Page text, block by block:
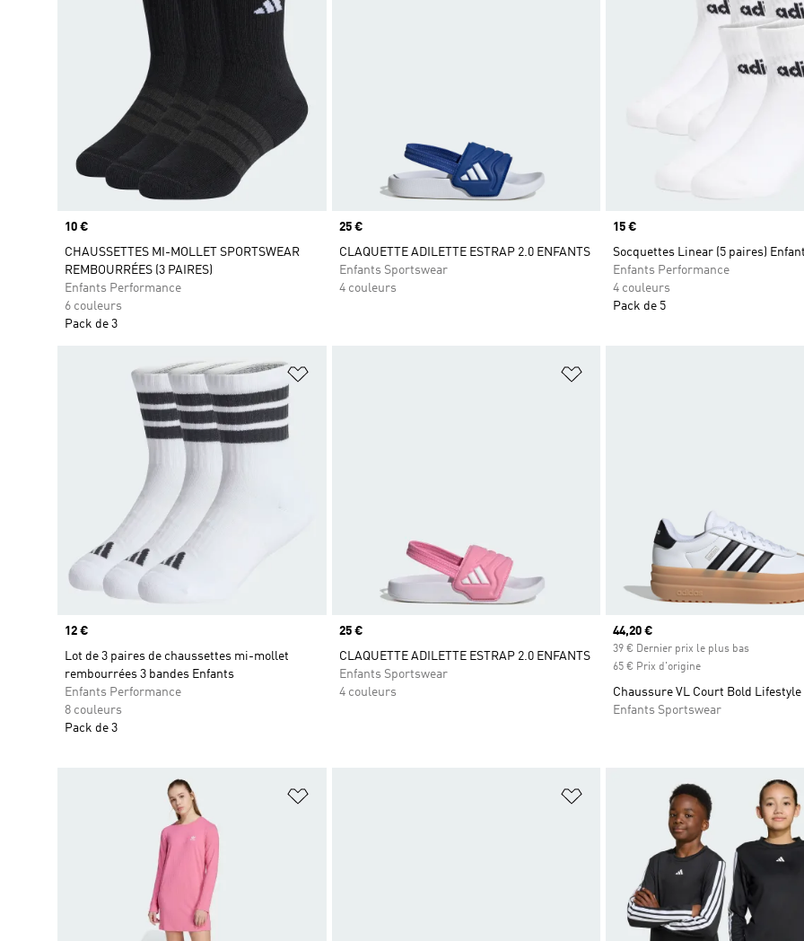
Prix
10 €
CHAUSSETTES MI-MOLLET SPORTSWEAR
REMBOURRÉES (3 PAIRES)
Enfants Performance
6 couleurs
Pack de 3
Prix
25 €
CLAQUETTE ADILETTE ESTRAP 2.0 ENFANTS
Enfants Sportswear
4 couleurs
Prix
15 €
Socquettes Linear (5 paires)
Enfants Performance
4 couleurs
Pack de 5
Prix
12 €
Lot de 3 paires de chaussettes mi-mollet
rembourrées 3 bandes Enfants
Enfants Performance
8 couleurs
Pack de 3
Prix
25 €
CLAQUETTE ADILETTE ESTRAP 2.0 ENFANTS
Enfants Sportswear
4 couleurs
Prix actuel
44,20 €
39 € Dernier prix le plus bas
65 € Prix d'origine
Chaussure VL Court Bold Lifestyle
Enfants Sportswear
Ajouter à la Liste de produits